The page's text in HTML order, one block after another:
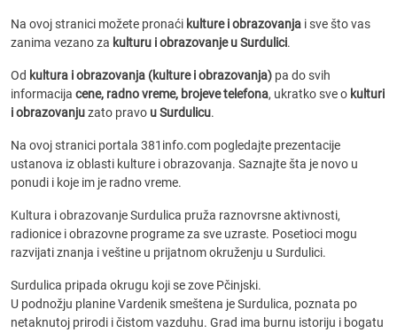
Na ovoj stranici možete pronaći kulture i obrazovanja i sve što vas
zanima vezano za kulturu i obrazovanje u Surdulici.
Od kultura i obrazovanja (kulture i obrazovanja) pa do svih
informacija cene, radno vreme, brojeve telefona, ukratko sve o kulturi
i obrazovanjuzato pravo u Surdulicu.
Na ovoj stranici portala 381info.com pogledajte prezentacije
ustanova iz oblasti kulture i obrazovanja. Saznajte šta je novo u
ponudi i koje im je radno vreme.
Kultura i obrazovanje Surdulica pruža raznovrsne aktivnosti,
radionice i obrazovne programe za sve uzraste. Posetioci mogu
razvijati znanja i veštine u prijatnom okruženju u Surdulici.
Surdulica pripada okrugu koji se zove Pčinjski.
U podnožju planine Vardenik smeštena je Surdulica, poznata po
netaknutoj prirodi i čistom vazduhu. Grad ima burnu istoriju i bogatu